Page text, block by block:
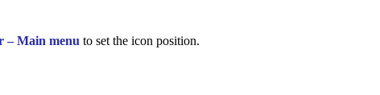
– Main menu to set the icon position.